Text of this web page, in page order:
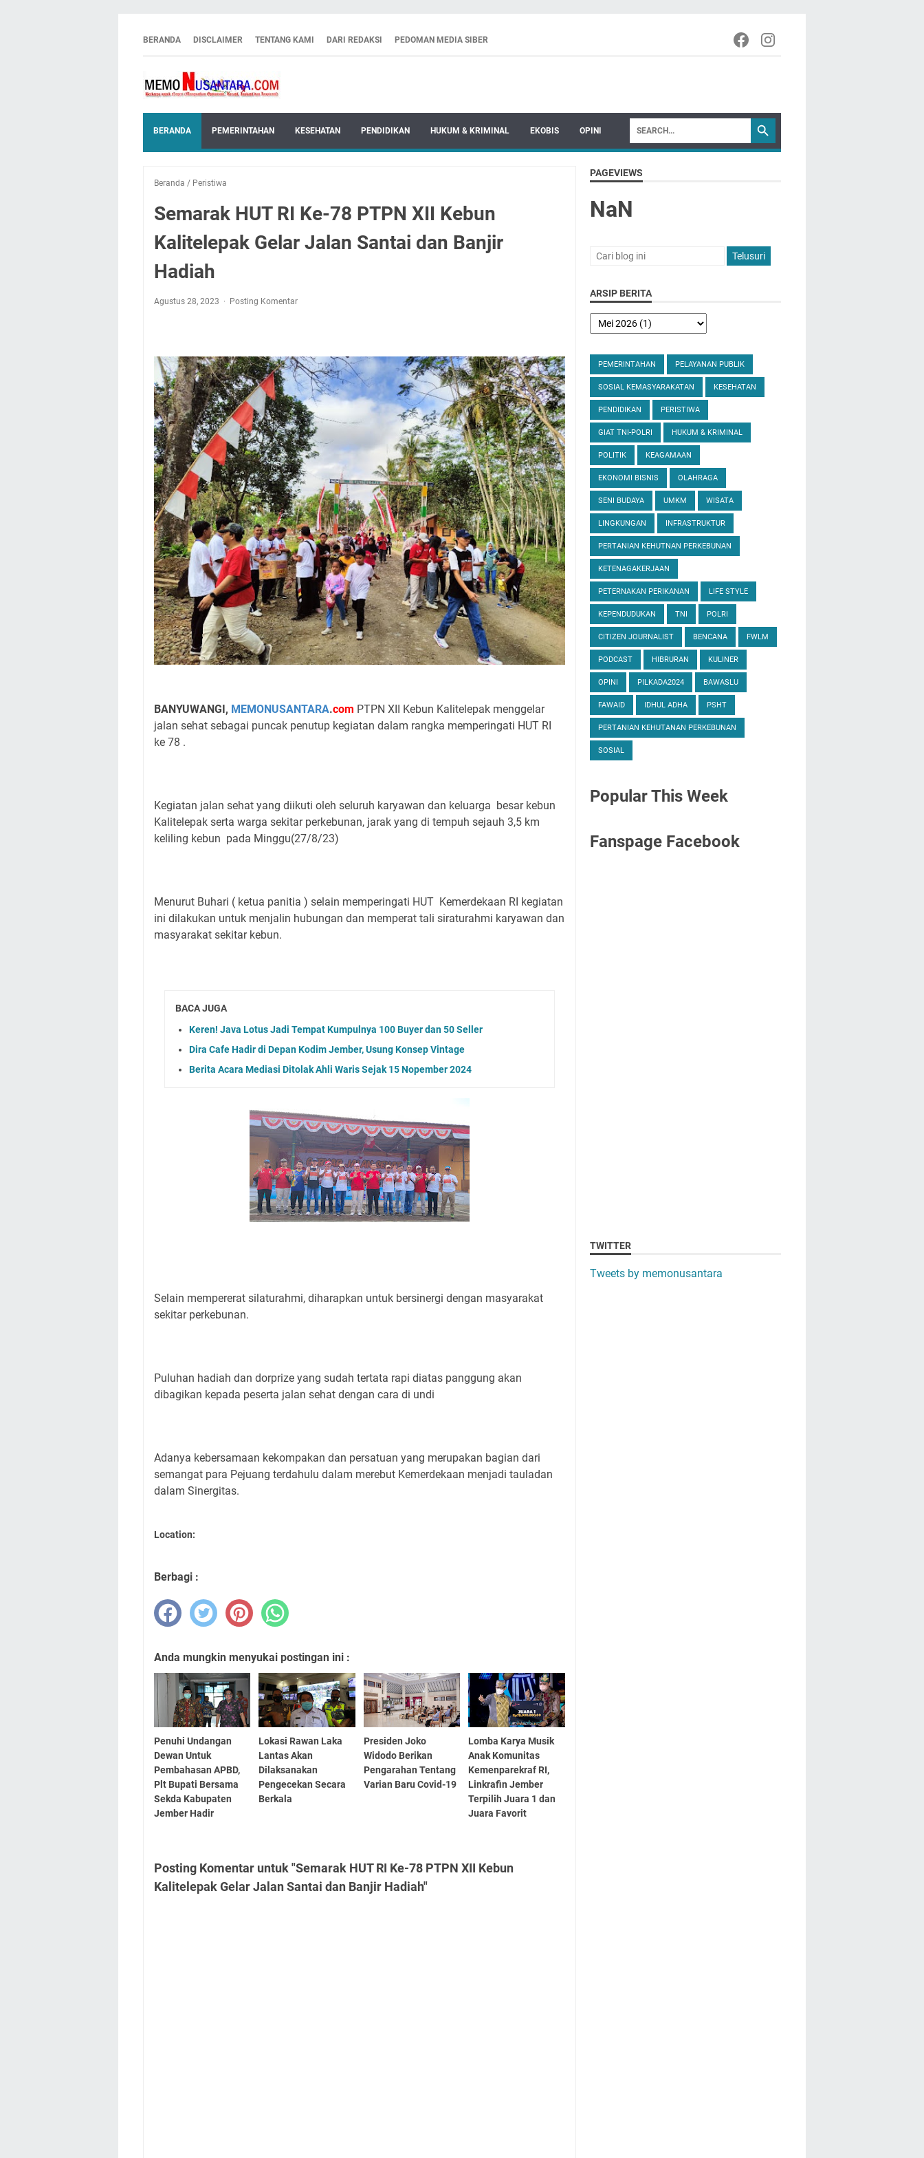
BERANDA DISCLAIMER TENTANG KAMI DARI REDAKSI PEDOMAN MEDIA SIBER
BERANDA PEMERINTAHAN KESEHATAN PENDIDIKAN HUKUM & KRIMINAL EKOBIS OPINI
Beranda / Peristiwa
Semarak HUT RI Ke-78 PTPN XII Kebun
Kalitelepak Gelar Jalan Santai dan Banjir
Hadiah
Agustus 28, 2023 Posting Komentar
BANYUWANGI, MEMONUSANTARA.com PTPN XII Kebun Kalitelepak menggelar
jalan sehat sebagai puncak penutup kegiatan dalam rangka memperingati HUT RI
ke 78 .
Kegiatan jalan sehat yang diikuti oleh seluruh karyawan dan keluarga besar kebun
Kalitelepak serta warga sekitar perkebunan, jarak yang di tempuh sejauh 3,5 km
keliling kebun pada Minggu(27/8/23)
Menurut Buhari ( ketua panitia ) selain memperingati HUT Kemerdekaan RI kegiatan
ini dilakukan untuk menjalin hubungan dan memperat tali siraturahmi karyawan dan
masyarakat sekitar kebun.
BACA JUGA
Keren! Java Lotus Jadi Tempat Kumpulnya 100 Buyer dan 50 Seller
Dira Cafe Hadir di Depan Kodim Jember, Usung Konsep Vintage
Berita Acara Mediasi Ditolak Ahli Waris Sejak 15 Nopember 2024
Selain mempererat silaturahmi, diharapkan untuk bersinergi dengan masyarakat
sekitar perkebunan.
Puluhan hadiah dan dorprize yang sudah tertata rapi diatas panggung akan
dibagikan kepada peserta jalan sehat dengan cara di undi
Adanya kebersamaan kekompakan dan persatuan yang merupakan bagian dari
semangat para Pejuang terdahulu dalam merebut Kemerdekaan menjadi tauladan
dalam Sinergitas.
Location:
Berbagi :
Anda mungkin menyukai postingan ini :
Penuhi Undangan
Dewan Untuk
Pembahasan APBD,
Plt Bupati Bersama
Sekda Kabupaten
Jember Hadir
Lokasi Rawan Laka
Lantas Akan
Dilaksanakan
Pengecekan Secara
Berkala
Presiden Joko
Widodo Berikan
Pengarahan Tentang
Varian Baru Covid-19
Lomba Karya Musik
Anak Komunitas
Kemenparekraf RI,
Linkrafin Jember
Terpilih Juara 1 dan
Juara Favorit
Posting Komentar untuk "Semarak HUT RI Ke-78 PTPN XII Kebun
Kalitelepak Gelar Jalan Santai dan Banjir Hadiah"
PAGEVIEWS
NaN
ARSIP BERITA
PEMERINTAHAN PELAYANAN PUBLIK
SOSIAL KEMASYARAKATAN KESEHATAN
PENDIDIKAN PERISTIWA
GIAT TNI-POLRI HUKUM & KRIMINAL
POLITIK KEAGAMAAN
EKONOMI BISNIS OLAHRAGA
SENI BUDAYA UMKM WISATA
LINGKUNGAN INFRASTRUKTUR
PERTANIAN KEHUTNAN PERKEBUNAN
KETENAGAKERJAAN
PETERNAKAN PERIKANAN LIFE STYLE
KEPENDUDUKAN TNI POLRI
CITIZEN JOURNALIST BENCANA FWLM
PODCAST HIBRURAN KULINER
OPINI PILKADA2024 BAWASLU
FAWAID IDHUL ADHA PSHT
PERTANIAN KEHUTANAN PERKEBUNAN
SOSIAL
PopularThis Week
Fanspage Facebook
TWITTER
Tweets by memonusantara